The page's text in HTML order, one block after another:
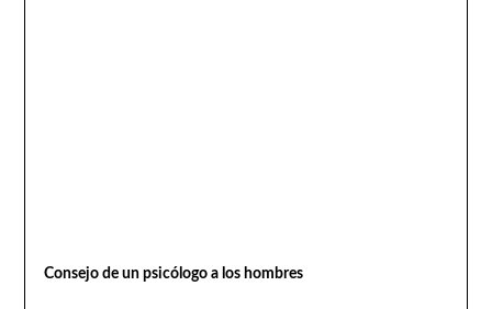
Consejo de un psicólogo a los hombres